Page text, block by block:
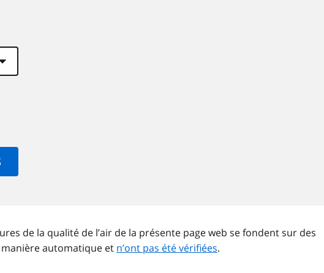
de la qualité de l’air de la présente page web se fondent sur des
automatique et n’ont pas été vérifiées.